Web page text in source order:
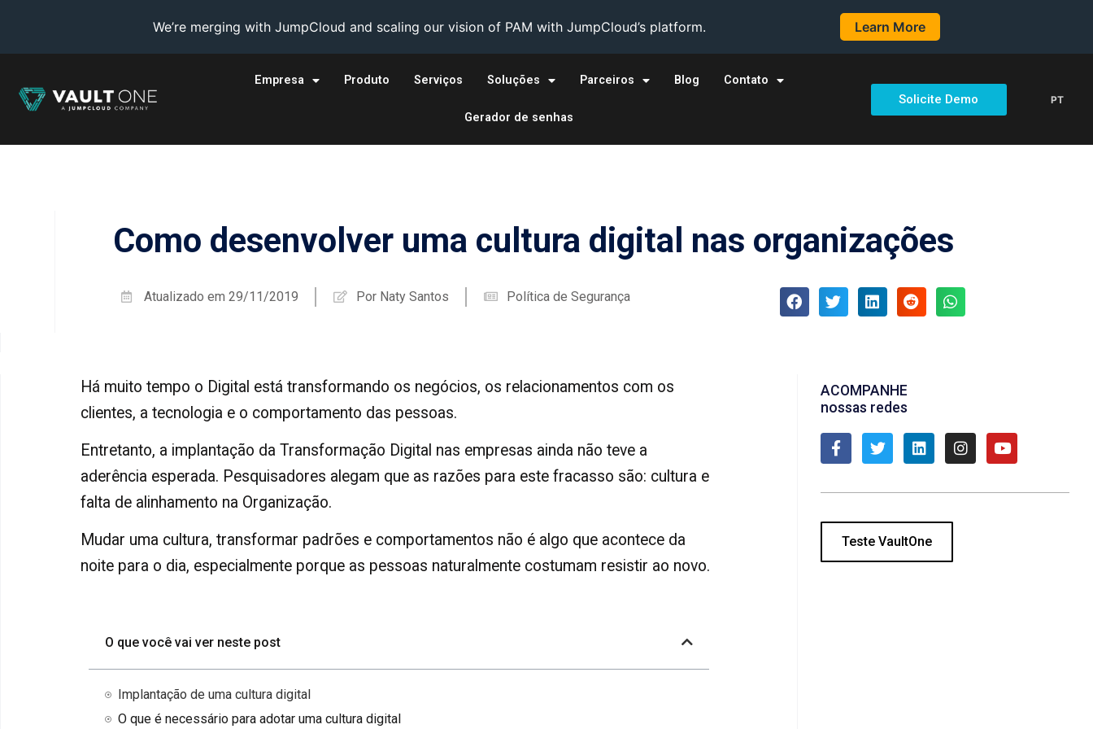
We’re merging with JumpCloud and scaling our vision of PAM with JumpCloud’s platform. Learn More
Empresa Produto Serviços Soluções Parceiros Blog Contato
Gerador de senhas
Solicite Demo PT
Como desenvolver uma cultura digital nas organizações
Atualizado em 29/11/2019 PorNaty Santos Política de Segurança
Há muito tempo o Digital está transformando os negócios, os relacionamentos com os
clientes, a tecnologia e o comportamento das pessoas.
Entretanto, a implantação da Transformação Digital nas empresas ainda não teve a
aderência esperada. Pesquisadores alegam que as razões para este fracasso são: cultura e
falta de alinhamento na Organização.
Mudar uma cultura, transformar padrões e comportamentos não é algo que acontece da
noite para o dia, especialmente porque as pessoas naturalmente costumam resistir ao novo.
O que você vai ver neste post
Implantação de uma cultura digital
O que é necessário para adotar uma cultura digital
ACOMPANHE
nossas redes
Teste VaultOne